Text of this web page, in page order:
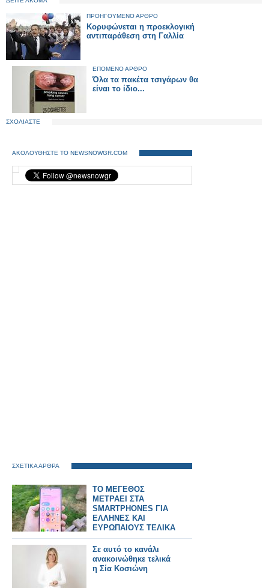
ΠΡΟΗΓΟΥΜΕΝΟ ΑΡΘΡΟ
Kορυφώνεται η προεκλογική
αντιπαράθεση στη Γαλλία
ΕΠΟΜΕΝΟ ΑΡΘΡΟ
Όλα τα πακέτα τσιγάρων θα
είναι το ίδιο...
ΣΧΟΛΙΑΣΤΕ
ΑΚΟΛΟΥΘΗΣΤΕ ΤΟ NEWSNOWGR.COM
ΣΧΕΤΙΚΑ ΑΡΘΡΑ
ΤΟ ΜΕΓΕΘΟΣ
ΜΕΤΡΑΕΙ ΣΤΑ
SMARTPHONES ΓΙΑ
ΕΛΛΗΝΕΣ ΚΑΙ
ΕΥΡΩΠΑΙΟΥΣ ΤΕΛΙΚΑ
Σε αυτό το κανάλι
ανακοινώθηκε τελικά
η Σία Κοσιώνη